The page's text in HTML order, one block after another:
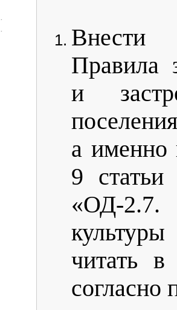
Правила
и
а именно
9
«ОД-2.7.
читать в